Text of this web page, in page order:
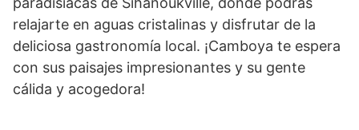
relajarte en aguas cristalinas y disfrutar de la
deliciosa gastronomía local. ¡Camboya te espera
con sus paisajes impresionantes y su gente
cálida y acogedora!